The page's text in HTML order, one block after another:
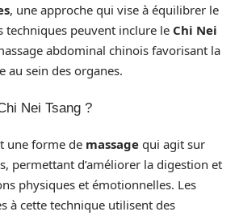
, une approche qui vise à équilibrer le
techniques peuvent inclure le Chi Nei
abdominal chinois favorisant la
au sein des organes.
Nei Tsang ?
une forme de massage qui agit sur
permettant d’améliorer la digestion et
physiques et émotionnelles. Les
à cette technique utilisent des